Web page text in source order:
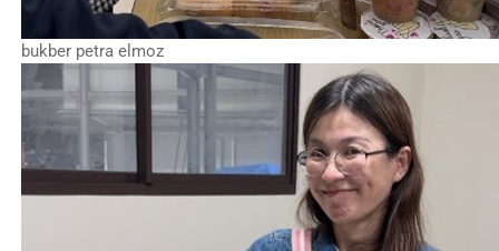
bukber petra elmoz